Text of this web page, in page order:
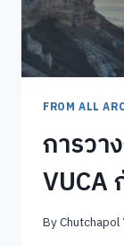
FROM ALL
การวา
VUCA
ByChutchapol